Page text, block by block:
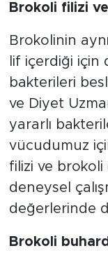
Brokoli filizi
Brokolinin
lif içerdiği için
bakterileri
ve Diyet
yararlı
vücudumuz
filizi ve brokoli
deneysel
değerlerinde
Brokoli